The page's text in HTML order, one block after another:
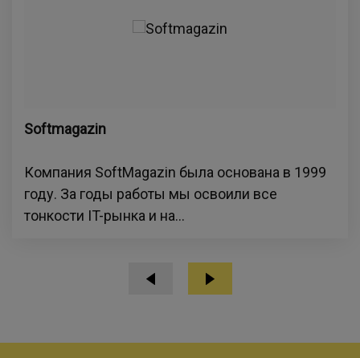
Softmagazin
Компания SoftMagazin была основана в 1999
году. За годы работы мы освоили все
тонкости IT-рынка и на...